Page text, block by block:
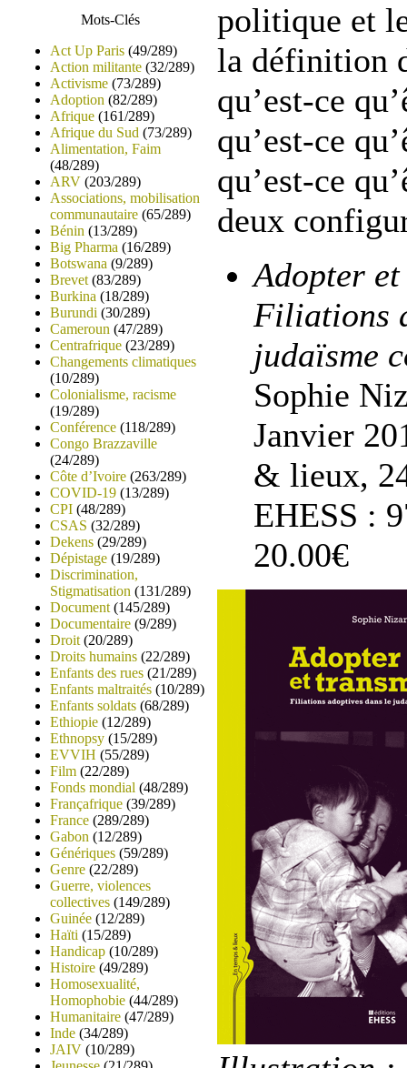
Mots-Clés
Act Up Paris (49/289)
Action militante (32/289)
Activisme (73/289)
Adoption (82/289)
Afrique (161/289)
Afrique du Sud (73/289)
Alimentation, Faim
(48/289)
ARV (203/289)
Associations, mobilisation
communautaire (65/289)
Bénin (13/289)
Big Pharma (16/289)
Botswana (9/289)
Brevet (83/289)
Burkina (18/289)
Burundi (30/289)
Cameroun (47/289)
Centrafrique (23/289)
Changements climatiques
(10/289)
Colonialisme, racisme
(19/289)
Conférence (118/289)
Congo Brazzaville
(24/289)
Côte d’Ivoire (263/289)
COVID-19 (13/289)
CPI (48/289)
CSAS (32/289)
Dekens (29/289)
Dépistage (19/289)
Discrimination,
Stigmatisation (131/289)
Document (145/289)
Documentaire (9/289)
Droit (20/289)
Droits humains (22/289)
Enfants des rues (21/289)
Enfants maltraités (10/289)
Enfants soldats (68/289)
Ethiopie (12/289)
Ethnopsy (15/289)
EVVIH (55/289)
Film (22/289)
Fonds mondial (48/289)
Françafrique (39/289)
France (289/289)
Gabon (12/289)
Génériques (59/289)
Genre (22/289)
Guerre, violences
collectives (149/289)
Guinée (12/289)
Haïti (15/289)
Handicap (10/289)
Histoire (49/289)
Homosexualité,
Homophobie (44/289)
Humanitaire (47/289)
Inde (34/289)
JAIV (10/289)
politique et
la définition
qu’est-ce
qu’est-ce
qu’est-ce
deux
Adopter
Filiations
judaïsme
Sophie
Janvier
& lieux,
EHESS :
20.00€